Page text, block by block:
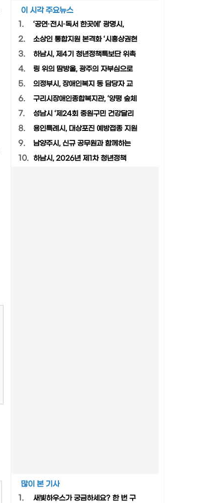
이 시각 주요뉴스
1.
‘공연·전시·독서 한곳에’ 광명시,
2. 소상인 통합지원 본격화 ‘시흥상권현
3. 하남시, 제4기 청년정책특보단 위촉
4. 링 위의 땀방울, 광주의 자부심으로
5. 의정부시, 장애인복지 동 담당자 교
6. 구리시장애인종합복지관, ‘양평 숲체
7. 성남시 ‘제24회 중원구민 건강달리
8. 용인특례시, 대상포진 예방접종 지원
9. 남양주시, 신규 공무원과 함께하는
10. 하남시, 2026년 제1차 청년정책
많이 본 기사
1.
새빛하우스가 궁금하세요? 한 번 구